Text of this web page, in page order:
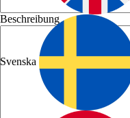
Svenska
Beschreibung